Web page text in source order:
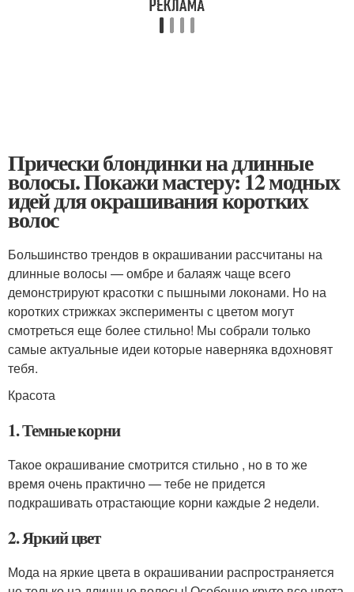
Прически блондинки на длинные
волосы. Покажи мастеру: 12 модных
идей для окрашивания коротких
волос
Большинство трендов в окрашивании рассчитаны на
длинные волосы — омбре и балаяж чаще всего
демонстрируют красотки с пышными локонами. Но на
коротких стрижках эксперименты с цветом могут
смотреться еще более стильно! Мы собрали только
самые актуальные идеи которые наверняка вдохновят
тебя.
Красота
1. Темные корни
Такое окрашивание смотрится стильно , но в то же
время очень практично — тебе не придется
подкрашивать отрастающие корни каждые 2 недели.
2. Яркий цвет
Мода на яркие цвета в окрашивании распространяется